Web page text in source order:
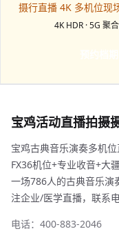
摄行直播 4K 多机位现
4K HDR · 5G 聚
宝鸡活动直播拍摄
宝鸡古典音乐演奏多机
FX36机位+专业收音+
一场786人的古典音乐演
注企业/医学直播，联系
电话：400-883-2046